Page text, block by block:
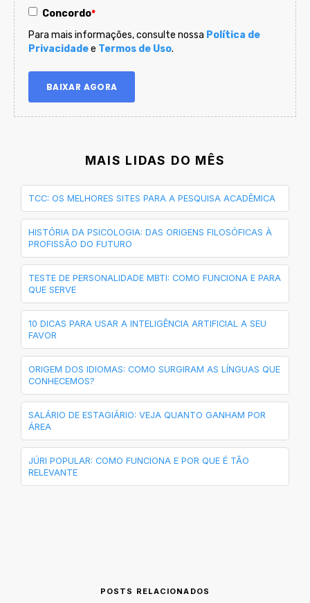
Concordo*
Para mais informações, consulte nossa Política de
Privacidadee Termos de Uso.
MAIS LIDAS DO MÊS
TCC: OS MELHORES SITES PARA A PESQUISA ACADÊMICA
HISTÓRIA DA PSICOLOGIA: DAS ORIGENS FILOSÓFICAS À
PROFISSÃO DO FUTURO
TESTE DE PERSONALIDADE MBTI: COMO FUNCIONA E PARA
QUE SERVE
10 DICAS PARA USAR A INTELIGÊNCIA ARTIFICIAL A SEU
FAVOR
ORIGEM DOS IDIOMAS: COMO SURGIRAM AS LÍNGUAS QUE
CONHECEMOS?
SALÁRIO DE ESTAGIÁRIO: VEJA QUANTO GANHAM POR
ÁREA
JÚRI POPULAR: COMO FUNCIONA E POR QUE É TÃO
RELEVANTE
POSTS RELACIONADOS